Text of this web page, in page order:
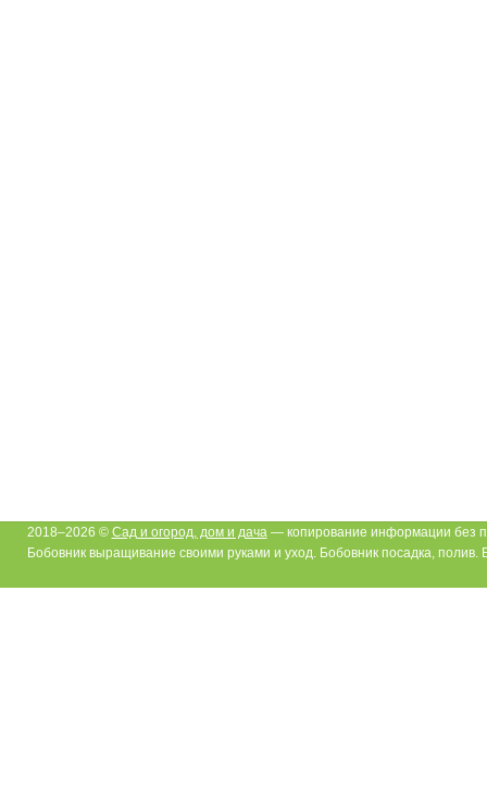
2018–2026 © Сад и огород, дом и дача— копирование информации без
Бобовник выращивание своими руками и уход. Бобовник посадка, полив.